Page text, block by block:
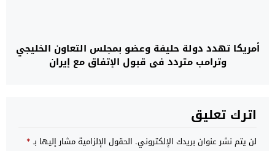
أمريكا تهدد دولة حليفة وعضو بمجلس التعاون الخليجي
وترامب متردد في قبول الإتفاق مع إيران
اترك تعليق
لن يتم نشر عنوان بريدك الإلكتروني. الحقول الإلزامية مشار إليها بـ*